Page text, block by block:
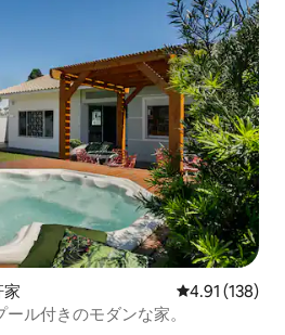
す。
レビュー138
4.91 (138)
スパプール付きのモダンな家。